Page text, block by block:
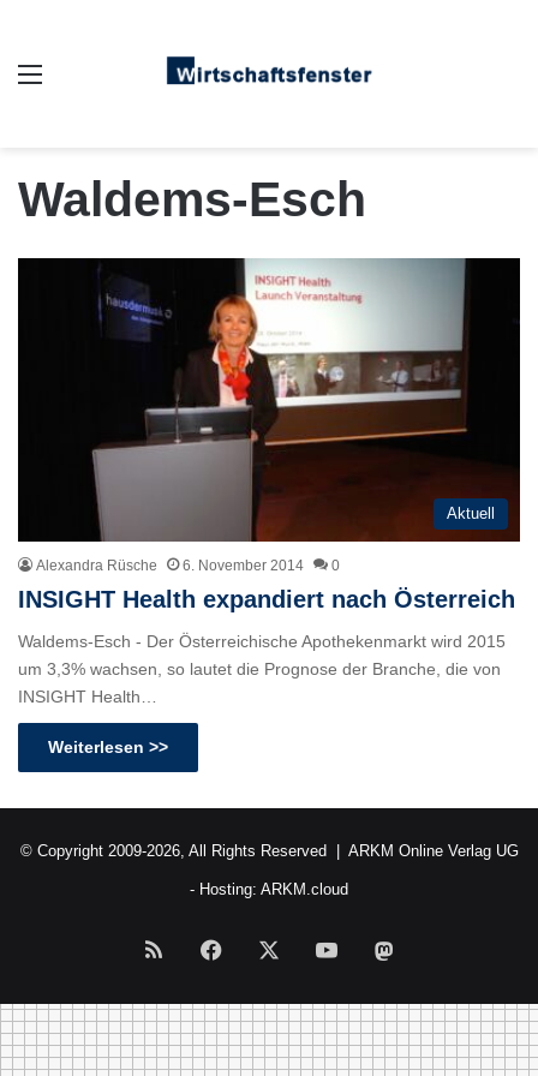
Waldems-Esch
Aktuell
Alexandra Rüsche 6. November 2014 0
INSIGHT Health expandiert nach Österreich
Waldems-Esch - Der Österreichische Apothekenmarkt wird 2015
um 3,3% wachsen, so lautet die Prognose der Branche, die von
INSIGHT Health…
Weiterlesen >>
© Copyright 2009-2026, All Rights Reserved | ARKM Online Verlag UG
- Hosting: ARKM.cloud
RSS Facebook YouTube